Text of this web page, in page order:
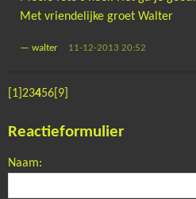
Met vriendelijke groet Walter
—walter 11-12-2013 20:52
[1] 23456 [9]
Reactieformulier
Naam: